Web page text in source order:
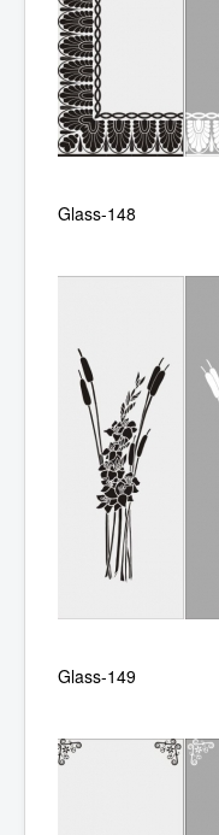
Glass-148
Glass-149